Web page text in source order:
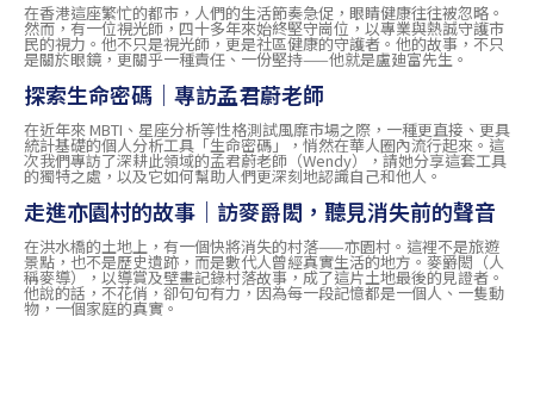
在香港這座繁忙的都市，人們的生活節奏急促，眼睛健康往往被忽略。
然而，有一位視光師，四十多年來始終堅守崗位，以專業與熱誠守護市
民的視力。他不只是視光師，更是社區健康的守護者。他的故事，不只
是關於眼鏡，更關乎一種責任、一份堅持——他就是盧廸富先生。
探索生命密碼｜專訪孟君蔚老師
在近年來 MBTI、星座分析等性格測試風靡市場之際，一種更直接、更具
統計基礎的個人分析工具「生命密碼」，悄然在華人圈內流行起來。這
次我們專訪了深耕此領域的孟君蔚老師（Wendy），請她分享這套工具
的獨特之處，以及它如何幫助人們更深刻地認識自己和他人。
走進亦園村的故事｜訪麥爵閎，聽見消失前的聲音
在洪水橋的土地上，有一個快將消失的村落——亦園村。這裡不是旅遊
景點，也不是歷史遺跡，而是數代人曾經真實生活的地方。麥爵閎（人
稱麥導），以導賞及壁畫記錄村落故事，成了這片土地最後的見證者。
他說的話，不花俏，卻句句有力，因為每一段記憶都是一個人、一隻動
物，一個家庭的真實。